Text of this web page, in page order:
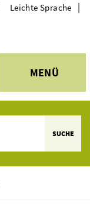
MENÜ
Leichte Sprache |
SUCHE